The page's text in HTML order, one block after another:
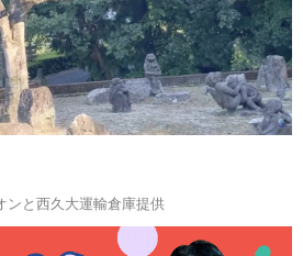
と西久大運輸倉庫提供